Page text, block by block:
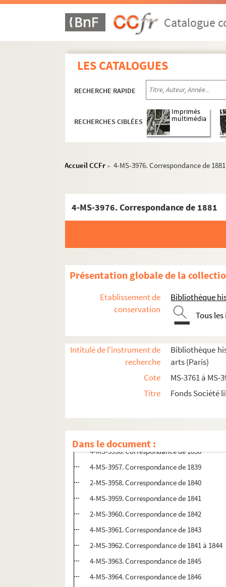
Catalogue
LES CATALOGUES
RECHERCHE RAPIDE
RECHERCHES CIBLÉES
Imprimés
multimédia
Accueil CCFr > 4-MS-3976. Correspondance de 1881
4-MS-3976. Correspondance de 1881
Présentation globale de la
Etablissement de
conservation
Bibliothèque
Tous
Intitulé de l'instrument de
recherche
Bibliothèque
arts (Paris)
Cote
MS-3761 à MS-
Titre
Fonds Société
Dans le document :
Documents relatifs à la vie de la société
Documents relatifs à une société de
Séances publiques de la Société libre des
Documents relatifs aux
Correspondance de la Société libre des beaux-
4-MS-3951. Correspondance de 1830
4-MS-3952. Correspondance de 1831
2-MS-3954. Correspondance de 1833
4-MS-3956. Correspondance de 1838
4-MS-3957. Correspondance de 1839
2-MS-3958. Correspondance de 1840
4-MS-3959. Correspondance de 1841
2-MS-3960. Correspondance de 1842
4-MS-3961. Correspondance de 1843
2-MS-3962. Correspondance de 1841 à 1844
4-MS-3963. Correspondance de 1845
4-MS-3964. Correspondance de 1846